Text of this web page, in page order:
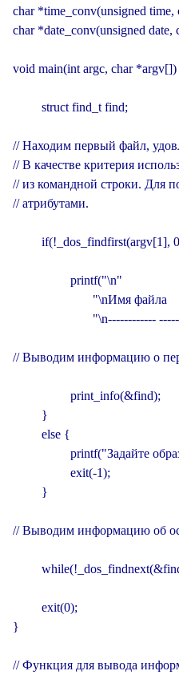
char *time_conv(unsigned time,
char *date_conv(unsigned date,
void main(int argc, char
         struct find_t find;
// Находим первый файл,
// В качестве критерия
// из командной строки. Для
// атрибутами.
if(!_dos_findfirst(argv[1],
                  printf("\n"
"\nИмя
"\n------------
// Выводим информацию о
                  print_info(&find);
         }
         else {
printf("Задайте
                  exit(-1);
         }
// Выводим информацию об
         exit(0);
}
// Функция для вывода